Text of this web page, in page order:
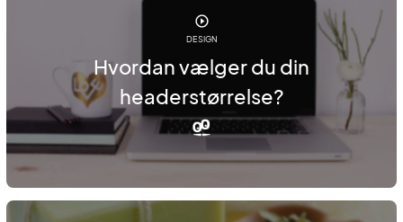
DESIGN
Hvordan vælger du din
headerstørrelse?